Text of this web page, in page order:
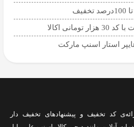
اکالا
استار اسنپ مارکت
کد تخفیف و پیشنهادهای تخفیف دار